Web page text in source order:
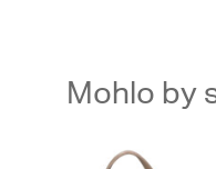
Mohlo by